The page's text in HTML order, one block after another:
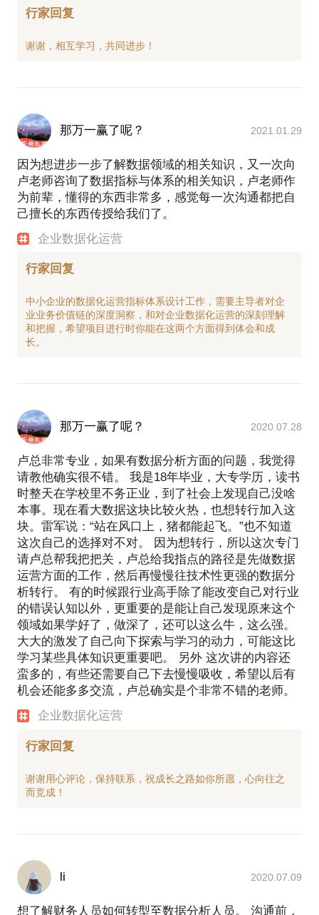
从一个机械专业本科生，一个机械工程师，一路坎坷
型央企的数据化转型，更是辅导了众多的中小企业的
行家回复
那万一赢了呢？ 2021.01.29
因为想进步一步了解数据领域的相关知识，又一次向
卢老师咨询了数据指标与体系的相关知识，卢老师作
为前辈，懂得的东西非常多，感觉每一次沟通都把自
己擅长的东西传授给我们了。
企业数据化运营
行家回复
中小企业的数据化运营指标体系设计工作，需要主导者对企
业业务价值链的深度洞察，和对企业数据化运营的深刻理解
和把握，希望项目进行时你能在这两个方面得到体会和成
那万一赢了呢？ 2020.07.28
卢总非常专业，如果有数据分析方面的问题，我觉得
请教他确实很不错。 我是18年毕业，大专学历，读书
时整天在学校里不务正业，到了社会上发现自己没啥
本事。现在看大数据这块比较火热，也想转行加入这
块。雷军说：“站在风口上，猪都能起飞。”也不知道
这次自己的选择对不对。 因为想转行，所以这次专门
请卢总帮我把把关，卢总给我指点的路径是先做数据
运营方面的工作，然后再慢慢往技术性更强的数据分
析转行。 有的时候跟行业高手除了能改变自己对行业
的错误认知以外，更重要的是能让自己发现原来这个
领域如果学好了，做深了，还可以这么牛，这么强。
大大的激发了自己向下探索与学习的动力，可能这比
学习某些具体知识更重要吧。 另外 这次讲的内容还
蛮多的，有些还需要自己下去慢慢吸收，希望以后有
机会还能多多交流，卢总确实是个非常不错的老师。
企业数据化运营
行家回复
谢谢用心评论，保持联系，祝成长之路如你所愿，心向往之
li 2020.07.09
想了解财务人员如何转型至数据分析人员。 沟通前，